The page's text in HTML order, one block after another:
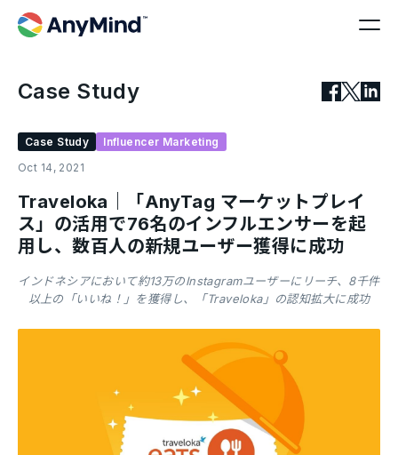
Case Study
Case Study
Influencer Marketing
Oct 14, 2021
Traveloka｜「AnyTag マーケットプレイ
ス」の活用で76名のインフルエンサーを起
用し、数百人の新規ユーザー獲得に成功
インドネシアにおいて約13万のInstagramユーザーにリーチ、8千件
以上の「いいね！」を獲得し、「Traveloka」の認知拡大に成功